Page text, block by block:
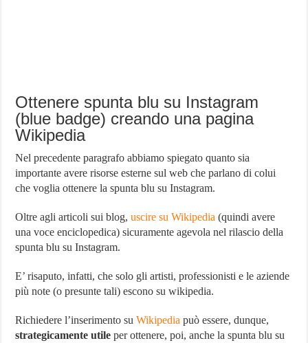
Ottenere spunta blu su Instagram
(blue badge) creando una pagina
Wikipedia
Nel precedente paragrafo abbiamo spiegato quanto sia
importante avere risorse esterne sul web che parlano di colui
che voglia ottenere la spunta blu su Instagram.
Oltre agli articoli sui blog,uscire su Wikipedia (quindi avere
una voce enciclopedica) sicuramente agevola nel rilascio della
spunta blu su Instagram.
E’ risaputo, infatti, che solo gli artisti, professionisti e le aziende
più note (o presunte tali) escono su wikipedia.
Richiedere l’inserimento suWikipedia può essere, dunque,
strategicamente utile per ottenere, poi, anche la spunta blu su